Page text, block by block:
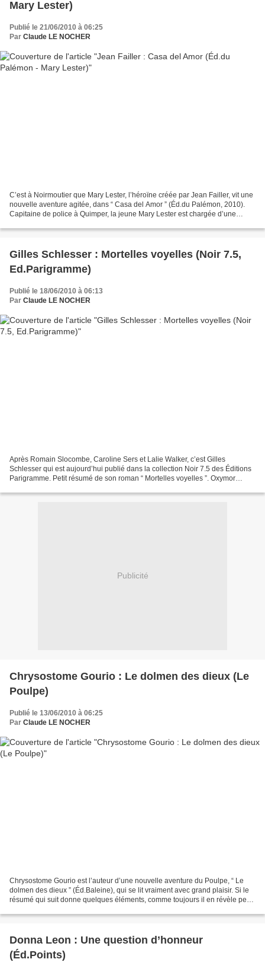
Mary Lester)
Publié le 21/06/2010 à 06:25
Par Claude LE NOCHER
C’est à Noirmoutier que Mary Lester, l’héroïne créée par Jean Failler, vit une
nouvelle aventure agitée, dans “ Casa del Amor ” (Éd.du Palémon, 2010).
Capitaine de police à Quimper, la jeune Mary Lester est chargée d’une
Gilles Schlesser : Mortelles voyelles (Noir 7.5,
Ed.Parigramme)
Publié le 18/06/2010 à 06:13
Par Claude LE NOCHER
Après Romain Slocombe, Caroline Sers et Lalie Walker, c’est Gilles
Schlesser qui est aujourd’hui publié dans la collection Noir 7.5 des Éditions
Parigramme. Petit résumé de son roman “ Mortelles voyelles ”. Oxymor
Publicité
Chrysostome Gourio : Le dolmen des dieux (Le
Poulpe)
Publié le 13/06/2010 à 06:25
Par Claude LE NOCHER
Chrysostome Gourio est l’auteur d’une nouvelle aventure du Poulpe, “ Le
dolmen des dieux ” (Éd.Baleine), qui se lit vraiment avec grand plaisir. Si le
résumé qui suit donne quelques éléments, comme toujours il en révèle peu.
Donna Leon : Une question d’honneur
(Éd.Points)